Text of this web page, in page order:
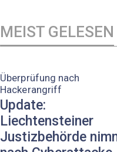
MEIST GELESEN
Überprüfung nach
Hackerangriff
Update:
Liechtensteiner
Justizbehörde